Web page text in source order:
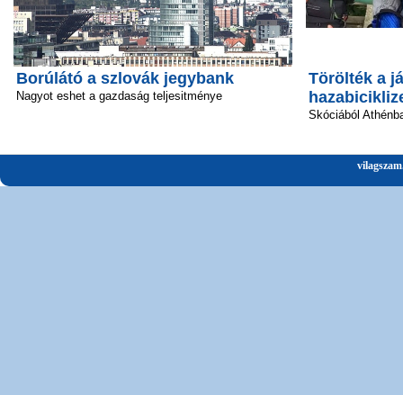
Borúlátó a szlovák jegybank
Nagyot eshet a gazdaság teljesitménye
Törölték a
Skóciából